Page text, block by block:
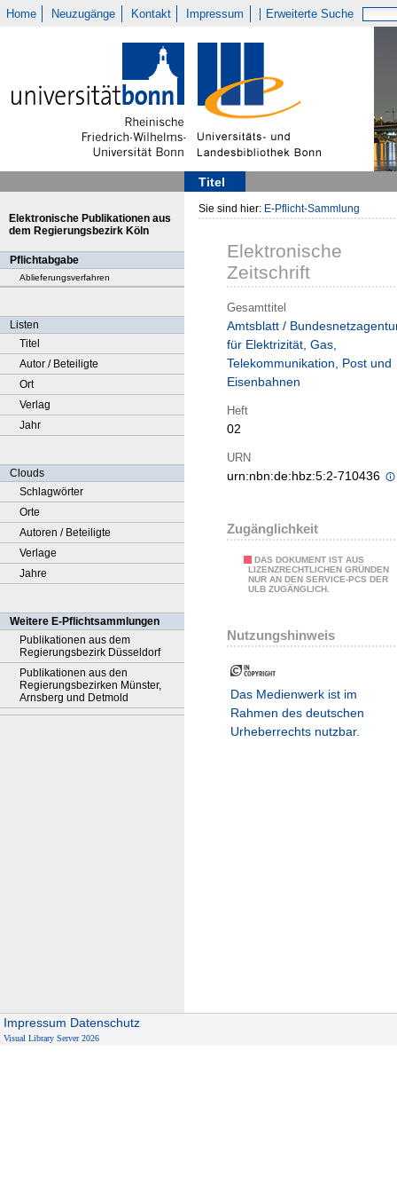
Home Neuzugänge Kontakt Impressum Erweiterte Suche
Titel
Elektronische Publikationen aus
dem Regierungsbezirk Köln
Pflichtabgabe
Ablieferungsverfahren
Listen
Titel
Autor / Beteiligte
Ort
Verlag
Jahr
Clouds
Schlagwörter
Orte
Autoren / Beteiligte
Verlage
Jahre
Weitere E-Pflichtsammlungen
Publikationen aus dem
Regierungsbezirk Düsseldorf
Publikationen aus den
Regierungsbezirken Münster,
Arnsberg und Detmold
Sie sind hier: E-Pflicht-Sammlung
Elektronische
Zeitschrift
Gesamttitel
Amtsblatt /
für Elektrizität, Gas,
Telekommunikation, Post und
Eisenbahnen
Heft
02
URN
urn:nbn:de:hbz:5:2-710436
Zugänglichkeit
DAS DOKUMENT IST AUS
LIZENZRECHTLICHEN GRÜNDEN
NUR AN DEN SERVICE-PCS DER
ULB ZUGÄNGLICH.
Nutzungshinweis
Das Medienwerk ist im
Rahmen des deutschen
Urheberrechts nutzbar.
Impressum Datenschutz
Visual Library Server 2026